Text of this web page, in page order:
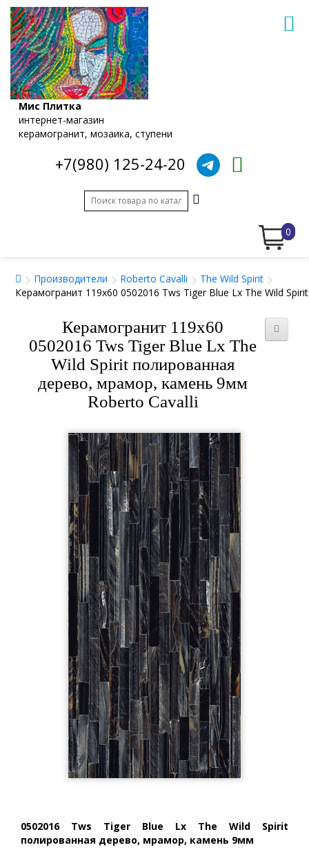
Мис Плитка
интернет-магазин
керамогранит, мозаика, ступени
+7(980) 125-24-20
0
Производители Roberto Cavalli
The Wild Spirit
Керамогранит 119x60 0502016 Tws Tiger Blue Lx The Wild
Керамогранит 119x60
0502016 Tws Tiger Blue Lx The
Wild Spirit полированная
дерево, мрамор, камень 9мм
Roberto Cavalli
0502016 Tws Tiger Blue Lx The Wild Spirit
полированная дерево, мрамор, камень 9мм